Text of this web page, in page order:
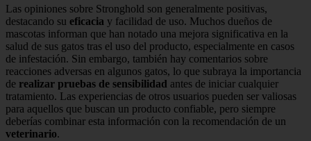
Las opiniones sobre Stronghold son generalmente positivas,
destacando su eficacia y facilidad de uso. Muchos dueños de
mascotas informan que han notado una mejora significativa en la
salud de sus gatos tras el uso del producto, especialmente en casos
de infestación. Sin embargo, también hay comentarios sobre
reacciones adversas en algunos gatos, lo que subraya la importancia
de realizar pruebas de sensibilidad antes de iniciar cualquier
tratamiento. Las experiencias de otros usuarios pueden ser valiosas
para aquellos que buscan un producto confiable, pero siempre
deberías combinar esta información con la recomendación de un
veterinario.